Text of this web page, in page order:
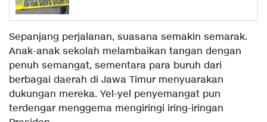
Sepanjang perjalanan, suasana semakin semarak.
Anak-anak sekolah melambaikan tangan dengan
penuh semangat, sementara para buruh dari
berbagai daerah di Jawa Timur menyuarakan
dukungan mereka. Yel-yel penyemangat pun
terdengar menggema mengiringi iring-iringan